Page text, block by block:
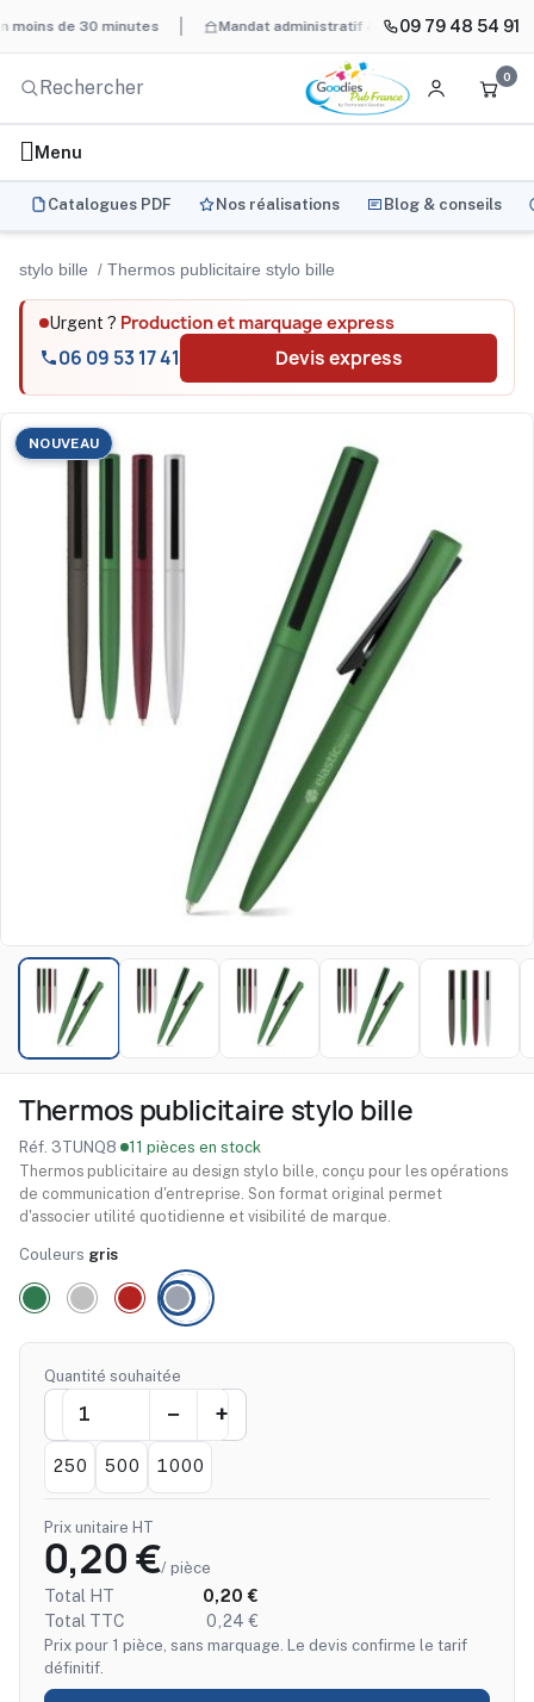
de 30 minutes Mandat administratif & Chorus Pro BAT
09 79 48 54 91
0
Menu
Catalogues PDF Nos réalisations Blog & conseils
stylo bille Thermos publicitaire stylo bille
Urgent ? Production et marquage express
06 09 53 17 41 Devis express
NOUVEAU
Thermos publicitaire stylo bille
Réf. 3TUNQ8· 11 pièces en stock
Thermos publicitaire au design stylo bille, conçu pour les opérations
de communication d'entreprise. Son format original permet
d'associer utilité quotidienne et visibilité de marque.
Couleurs gris
Quantité souhaitée
250 500 1000
Prix unitaire HT
0,20 €/ pièce
Total HT
0,20 €
Total TTC
0,24 €
Prix pour 1 pièce, sans marquage. Le devis confirme le tarif
définitif.